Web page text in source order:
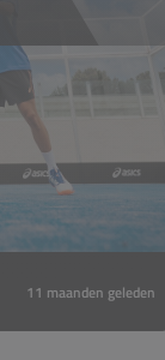
11 maanden geleden